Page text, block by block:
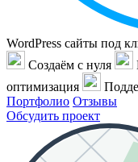
WordPress сайты под
Создаём с нуля
оптимизация
Портфолио Отзывы
Обсудить проект